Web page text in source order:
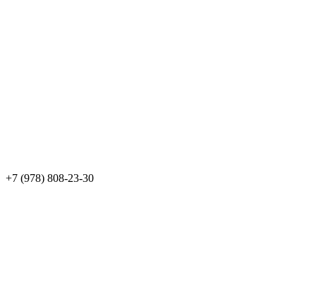
+7 (978) 808-23-30